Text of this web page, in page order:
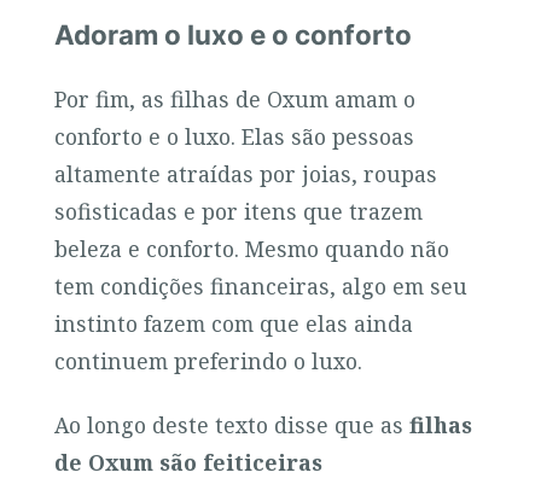
Adoram o luxo e o conforto
Por fim, as filhas de Oxum amam o
conforto e o luxo. Elas são pessoas
altamente atraídas por joias, roupas
sofisticadas e por itens que trazem
beleza e conforto. Mesmo quando não
tem condições financeiras, algo em seu
instinto fazem com que elas ainda
continuem preferindo o luxo.
Ao longo deste texto disse que as filhas
de Oxum são feiticeiras